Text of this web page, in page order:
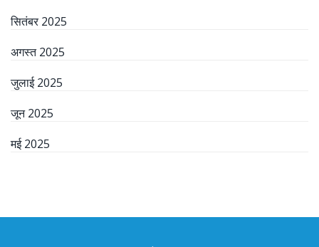
सितंबर 2025
अगस्त 2025
जुलाई 2025
जून 2025
मई 2025